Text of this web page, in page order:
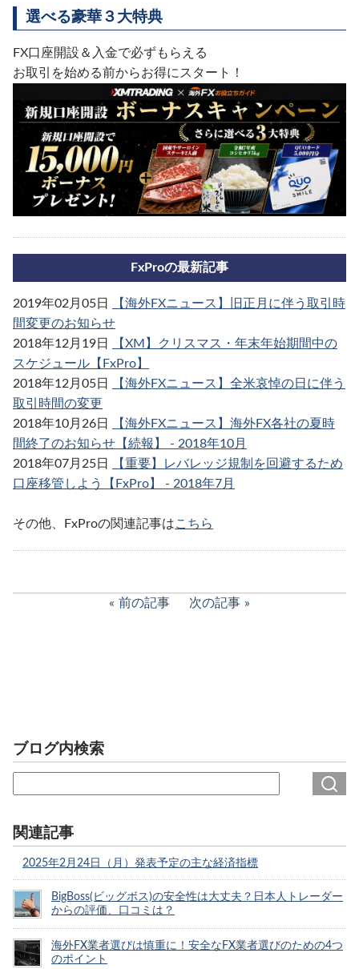
選べる豪華３大特典
FX口座開設＆入金で必ずもらえる
お取引を始める前からお得にスタート！
FxProの最新記事
2019年02月05日
【海外FXニュース】旧正月に伴う取引時
間変更のお知らせ
2018年12月19日
【XM】クリスマス・年末年始期間中の
スケジュール【FxPro】
2018年12月05日
【海外FXニュース】全米哀悼の日に伴う
取引時間の変更
2018年10月26日
【海外FXニュース】海外FX各社の夏時
間終了のお知らせ【続報】 - 2018年10月
2018年07月25日
【重要】レバレッジ規制を回避するため
口座移管しよう【FxPro】 - 2018年7月
その他、FxProの関連記事はこちら
前の記事 次の記事
ブログ内検索
関連記事
2025年2月24日（月）発表予定の主な経済指標
BigBoss(ビッグボス)の安全性は大丈夫？日本人トレーダー
からの評価、口コミは？
海外FX業者選びは慎重に！安全なFX業者選びのための4つ
のポイント